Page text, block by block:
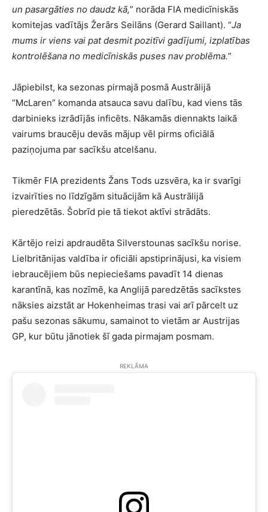
un pasargāties no daudz kā,” norāda FIA medicīniskās
komitejas vadītājs Žerārs Seilāns (Gerard Saillant). “Ja
mums ir viens vai pat desmit pozitīvi gadījumi, izplatības
kontrolēšana no medicīniskās puses nav problēma.”
Jāpiebilst, ka sezonas pirmajā posmā Austrālijā
“McLaren” komanda atsauca savu dalību, kad viens tās
darbinieks izrādījās inficēts. Nākamās diennakts laikā
vairums braucēju devās mājup vēl pirms oficiālā
paziņojuma par sacīkšu atcelšanu.
Tikmēr FIA prezidents Žans Tods uzsvēra, ka ir svarīgi
izvairīties no līdzīgām situācijām kā Austrālijā
pieredzētās. Šobrīd pie tā tiekot aktīvi strādāts.
Kārtējo reizi apdraudēta Silverstounas sacīkšu norise.
Lielbritānijas valdība ir oficiāli apstiprinājusi, ka visiem
iebraucējiem būs nepieciešams pavadīt 14 dienas
karantīnā, kas nozīmē, ka Anglijā paredzētās sacīkstes
nāksies aizstāt ar Hokenheimas trasi vai arī pārcelt uz
pašu sezonas sākumu, samainot to vietām ar Austrijas
GP, kur būtu jānotiek šī gada pirmajam posmam.
REKLĀMA